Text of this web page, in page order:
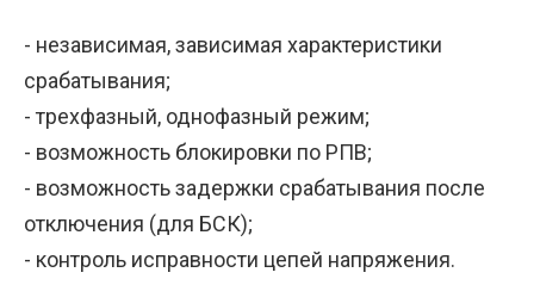
- независимая, зависимая характеристики
срабатывания;
- трехфазный, однофазный режим;
- возможность блокировки по РПВ;
- возможность задержки срабатывания после
отключения (для БСК);
- контроль исправности цепей напряжения.